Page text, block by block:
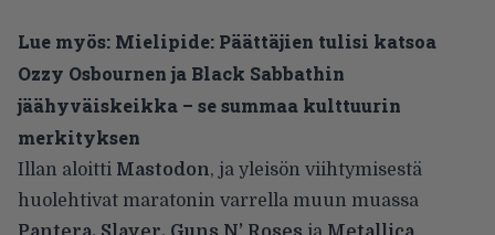
Lue myös: Mielipide: Päättäjien tulisi katsoa
Ozzy Osbournen ja Black Sabbathin
jäähyväiskeikka – se summaa kulttuurin
merkityksen
Illan aloitti Mastodon, ja yleisön viihtymisestä
huolehtivat maratonin varrella muun muassa